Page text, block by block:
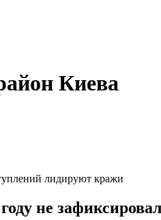
Киева
лидируют кражи
не